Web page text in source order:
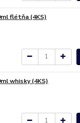
flétňa (4KS)
whisky (4KS)